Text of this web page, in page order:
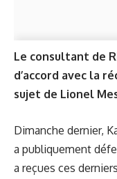
Le consultant de
d’accord avec la
sujet de Lionel
Dimanche dernier,
a publiquement
a reçues ces